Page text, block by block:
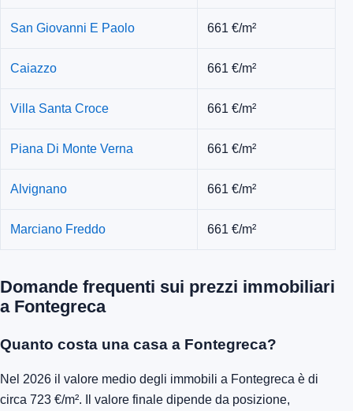
San Giovanni E Paolo 661 €/m²
Caiazzo 661 €/m²
Villa Santa Croce 661 €/m²
Piana Di Monte Verna 661 €/m²
Alvignano 661 €/m²
Marciano Freddo 661 €/m²
Domande frequenti sui prezzi immobiliari
a Fontegreca
Quanto costa una casa a Fontegreca?
Nel 2026 il valore medio degli immobili a Fontegreca è di
circa 723 €/m². Il valore finale dipende da posizione,